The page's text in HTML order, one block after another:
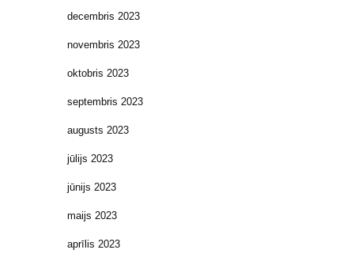
decembris 2023
novembris 2023
oktobris 2023
septembris 2023
augusts 2023
jūlijs 2023
jūnijs 2023
maijs 2023
aprīlis 2023